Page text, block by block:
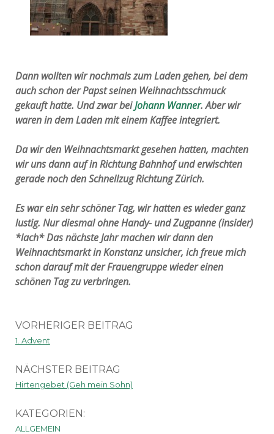
Dann wollten wir nochmals zum Laden gehen, bei dem
auch schon der Papst seinen Weihnachtsschmuck
gekauft hatte. Und zwar beiJohann Wanner. Aber wir
waren in dem Laden mit einem Kaffee integriert.
Da wir den Weihnachtsmarkt gesehen hatten, machten
wir uns dann auf in Richtung Bahnhof und erwischten
gerade noch den Schnellzug Richtung Zürich.
Es war ein sehr schöner Tag, wir hatten es wieder ganz
lustig. Nur diesmal ohne Handy- und Zugpanne (insider)
*lach* Das nächste Jahr machen wir dann den
Weihnachtsmarkt in Konstanz unsicher, ich freue mich
schon darauf mit der Frauengruppe wieder einen
schönen Tag zu verbringen.
VORHERIGER BEITRAG
1. Advent
NÄCHSTER BEITRAG
Hirtengebet (Geh mein Sohn)
KATEGORIEN:
ALLGEMEIN